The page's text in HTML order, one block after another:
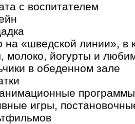
с воспитателем
на «шведской линии», в
молоко, йогурты и
в обеденном зале
программы
игры,